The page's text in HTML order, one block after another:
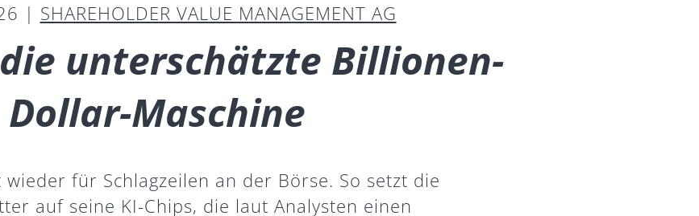
| SHAREHOLDER VALUE MANAGEMENT AG
unterschätzte Billionen-
Dollar-Maschine
für Schlagzeilen an der Börse. So setzt die
auf seine KI-Chips, die laut Analysten einen